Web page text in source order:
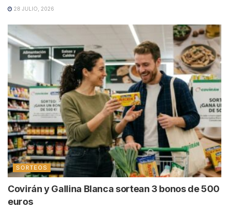
28 JULIO, 2026
SORTEOS
Covirán y Gallina Blanca sortean 3 bonos de 500
euros